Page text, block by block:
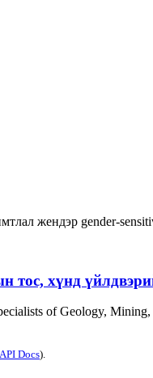
жендэр gender-
тос, хүнд
of Geology,
API Docs).